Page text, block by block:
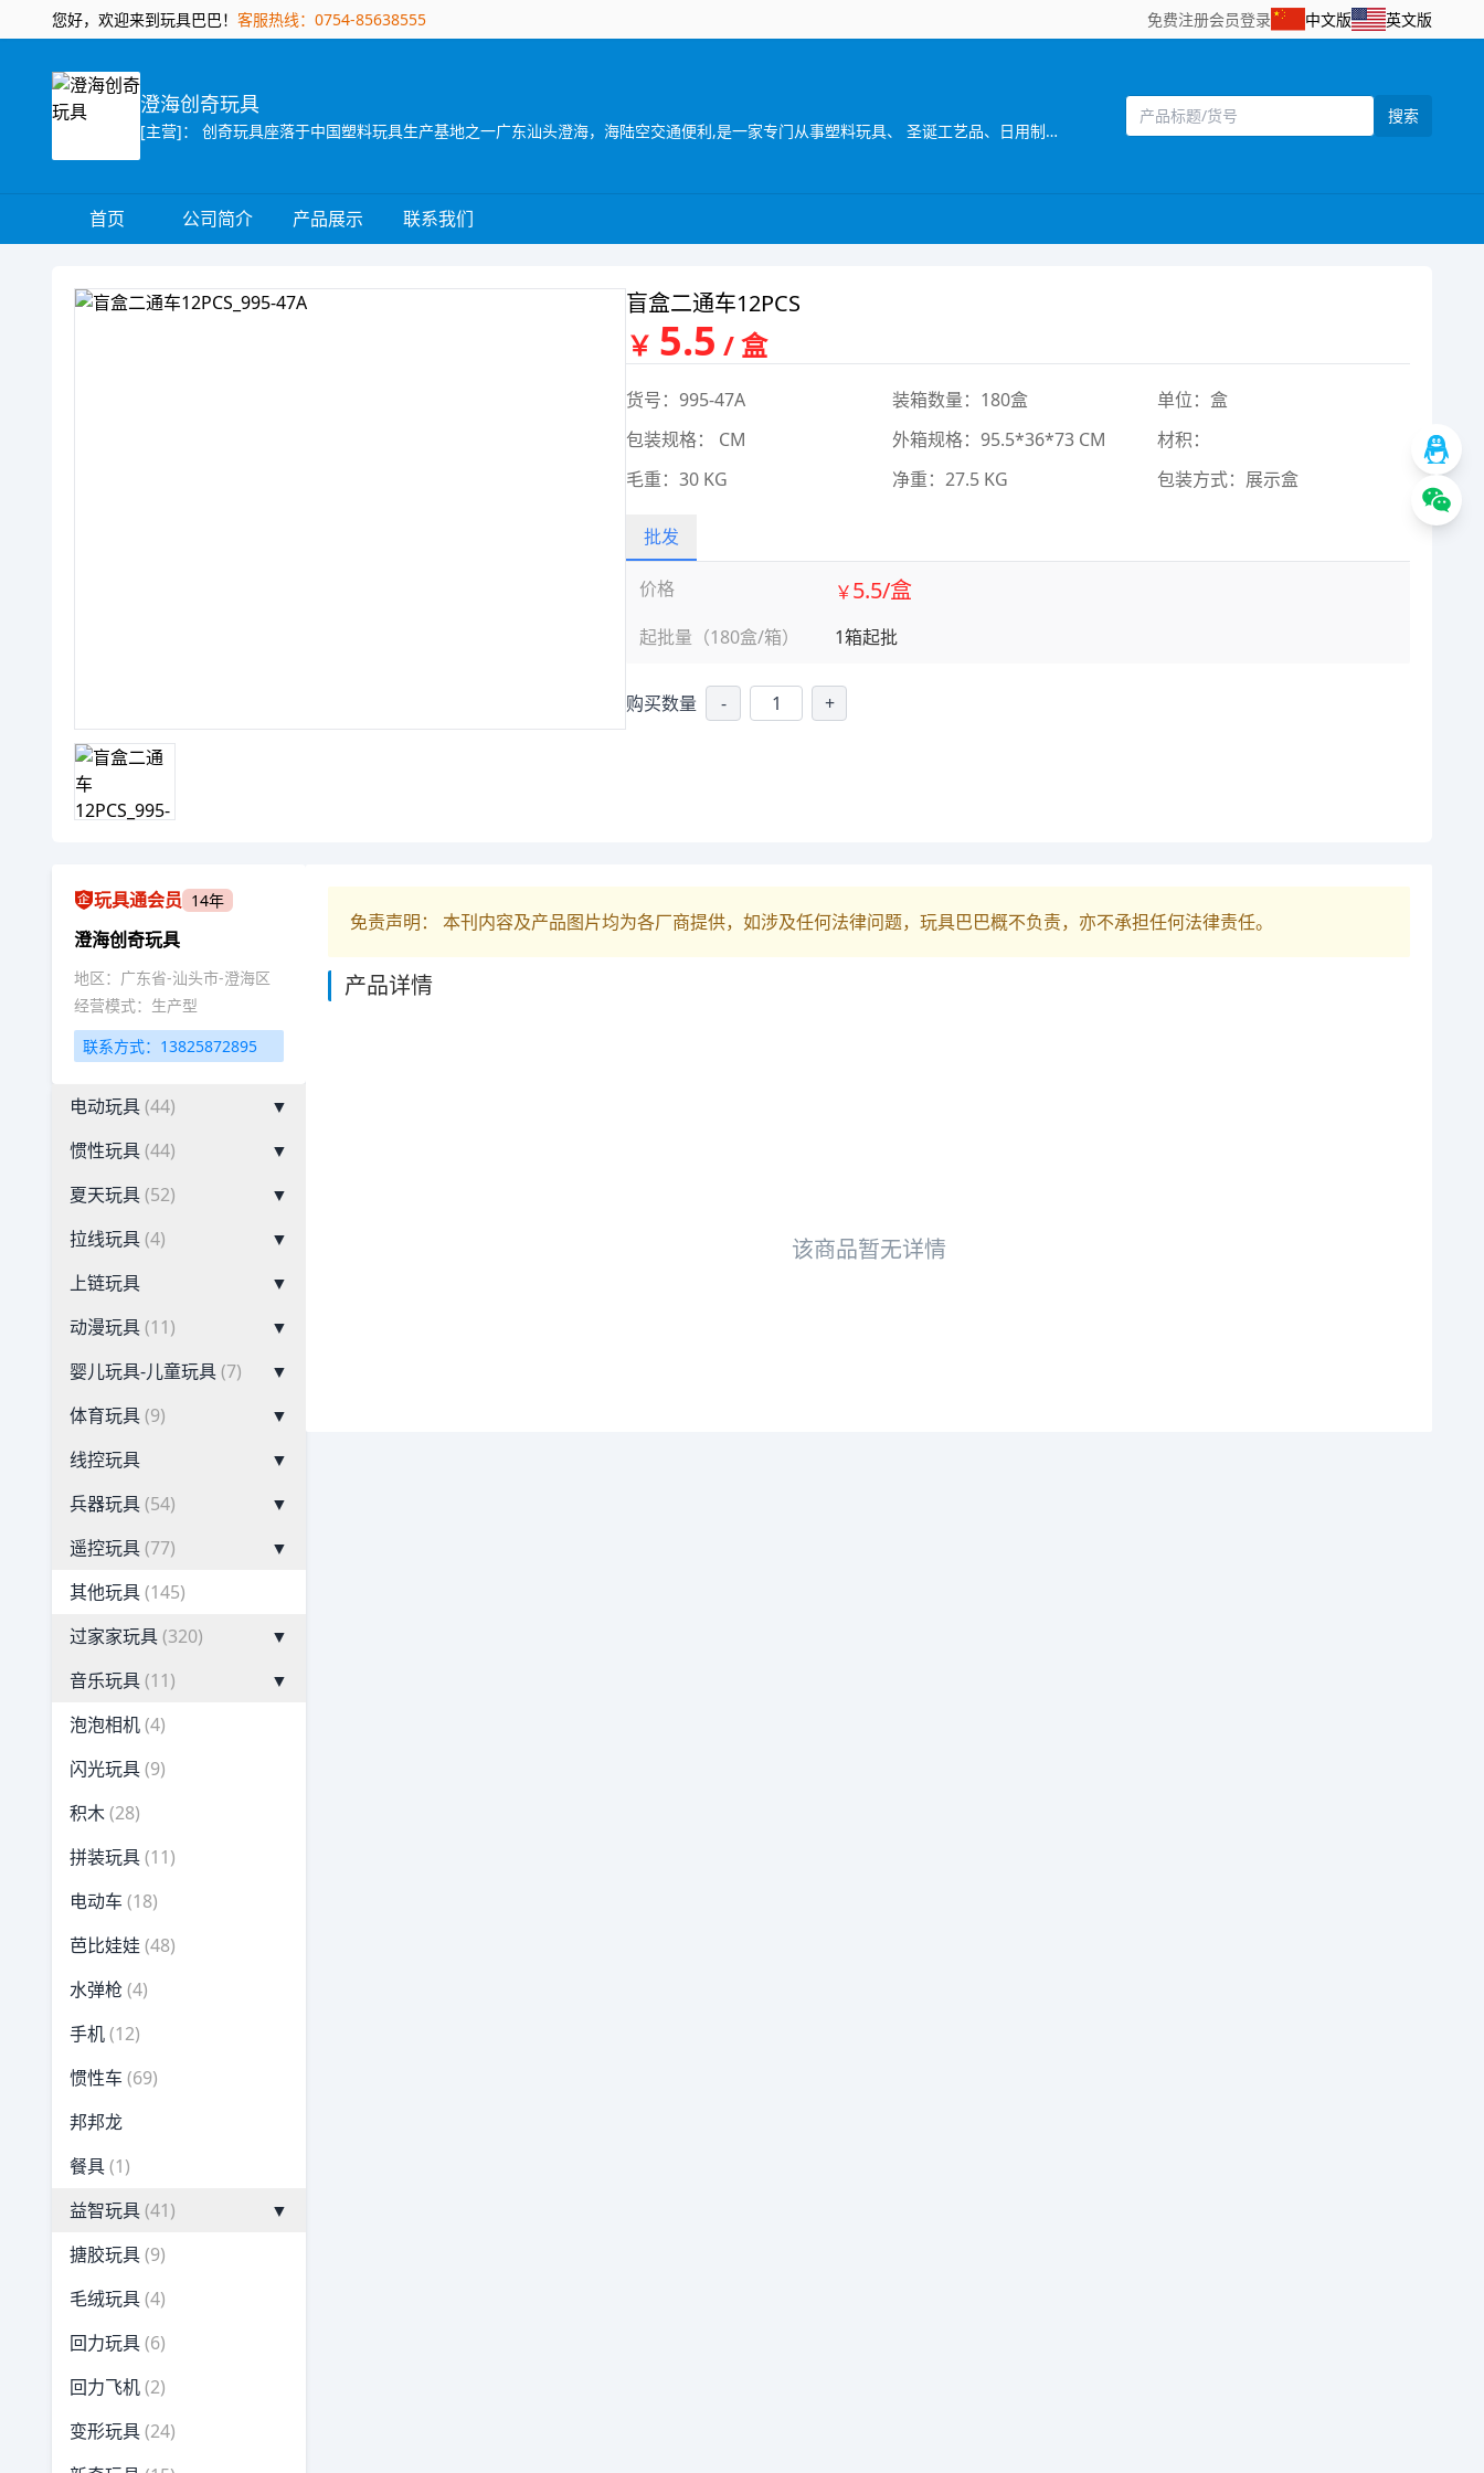
您好，欢迎来到玩具巴巴！ 客服热线：0754-85638555 免费注册会员登录 中文版 英文版
澄海创奇玩具
[主营]： 创奇玩具座落于中国塑料玩具生产基地之一广东汕头澄海，海陆空交通便利,是一家专门从事塑料玩具、 圣诞工艺品、日用制品的内外销业务。在多年的实践中，我们积累了丰富的经验和良好的信誉，建立了一支积极进取、 诚实可靠，业务扎实、敬业负责的业务队伍。我们目前玩具种类齐全,款式繁多，远销美国，日本，欧洲，中东，南美洲 等几十个国家和地区。 我们一贯奉行“以市场为导向、诚信第一、锐意创新、以质为本”的经营宗旨，为客户提供高效，全面，满意的业务服务， 我们诚邀海内外各界人士携手共进，共创互动互利的良好商机。
搜索
首页 公司简介 产品展示 联系我们
盲盒二通车12PCS
￥ 5.5 / 盒
货号：995-47A 装箱数量：180盒
单位：盒
包装规格： CM
外箱规格：95.5*36*73 CM
材积：
毛重：30 KG
净重：27.5 KG 包装方式：展示盒
批发
价格
起批量（180盒/箱）
￥5.5/盒
1箱起批
购买数量 - +
玩具通会员 14年
澄海创奇玩具
地区：广东省-汕头市-澄海区
经营模式：生产型
联系方式：13825872895
电动玩具(44)
▼
惯性玩具(44)
▼
夏天玩具(52)
▼
拉线玩具(4)
▼
上链玩具
▼
动漫玩具(11)
▼
婴儿玩具-儿童玩具(7)
▼
体育玩具(9)
▼
线控玩具
▼
兵器玩具(54)
▼
遥控玩具(77)
▼
其他玩具(145)
过家家玩具(320)
▼
音乐玩具(11)
▼
泡泡相机(4)
闪光玩具(9)
积木(28)
拼装玩具(11)
电动车 (18)
芭比娃娃 (48)
水弹枪 (4)
手机(12)
惯性车 (69)
邦邦龙
餐具(1)
益智玩具(41)
▼
搪胶玩具(9)
毛绒玩具(4)
回力玩具(6)
回力飞机(2)
变形玩具(24)
免责声明： 本刊内容及产品图片均为各厂商提供，如涉及任何法律问题，玩具巴巴概不负责，亦不承担任何法律责任。
产品详情
该商品暂无详情